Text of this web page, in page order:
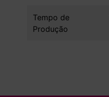
Tempo de
Produção